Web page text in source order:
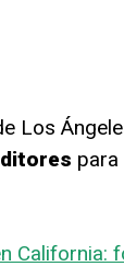
Los
California: